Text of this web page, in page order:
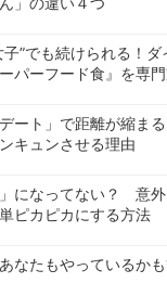
子”でも続けられる！
ーパーフード食』を専
デート」で距離が縮ま
キュンさせる理由
」になってない？ 意
ピカピカにする方法
あなたもやっているか